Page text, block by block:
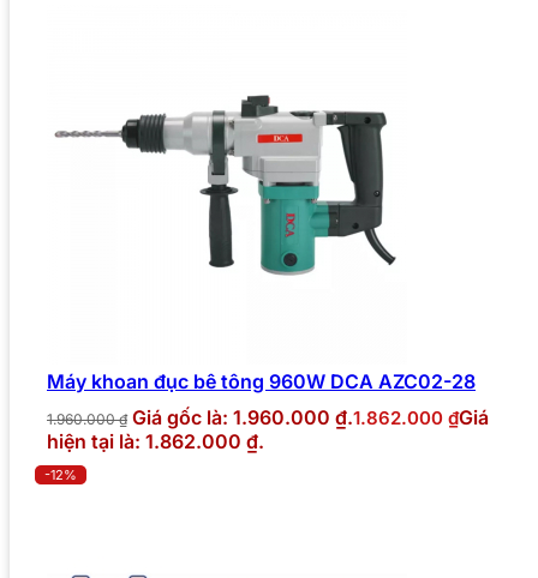
Máy khoan đục bê tông 960W DCA AZC02-28
1.960.000₫ Giá gốc là: 1.960.000 ₫.1.862.000 ₫Giá
hiện tại là: 1.862.000 ₫.
-12%